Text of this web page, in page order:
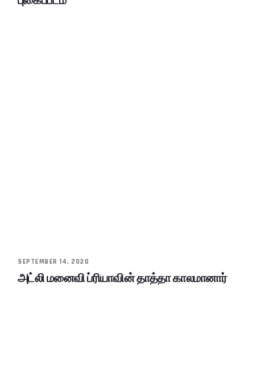
SEPTEMBER 14, 2020
அட்லி மனைவி ப்ரியாவின் தாத்தா காலமானார்